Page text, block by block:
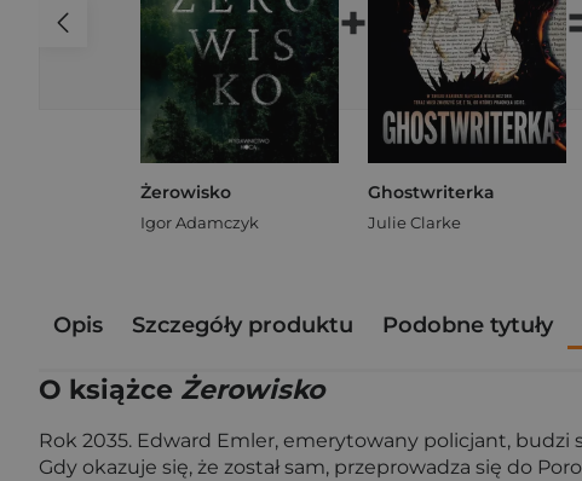
Żerowisko
Igor Adamczyk
+
Ghostwriterka
Julie Clarke
Opis Szczegóły produktu Podobne tytuły
O książce Żerowisko
Rok 2035. Edward Emler, emerytowany policjant, budzi
Gdy okazuje się, że został sam, przeprowadza się do